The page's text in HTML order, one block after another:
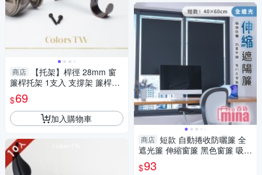
商店
【托架】桿徑 28mm 窗
簾桿托架 1支入 支撐架 簾桿架
桿架 掛鉤 共5色 現貨 台灣製造
美式經典系列
$69
加入購物車
商店 短款 自動捲收防曬簾 全
遮光簾 伸縮窗簾 黑色窗簾 吸盤
固定 防曬簾 西曬【F0767】
$93